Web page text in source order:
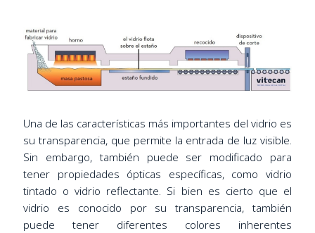
Una de las características más importantes del vidrio es
su transparencia, que permite la entrada de luz visible.
Sin embargo, también puede ser modificado para
tener propiedades ópticas específicas, como vidrio
tintado o vidrio reflectante. Si bien es cierto que el
vidrio es conocido por su transparencia, también
puede tener diferentes colores inherentes